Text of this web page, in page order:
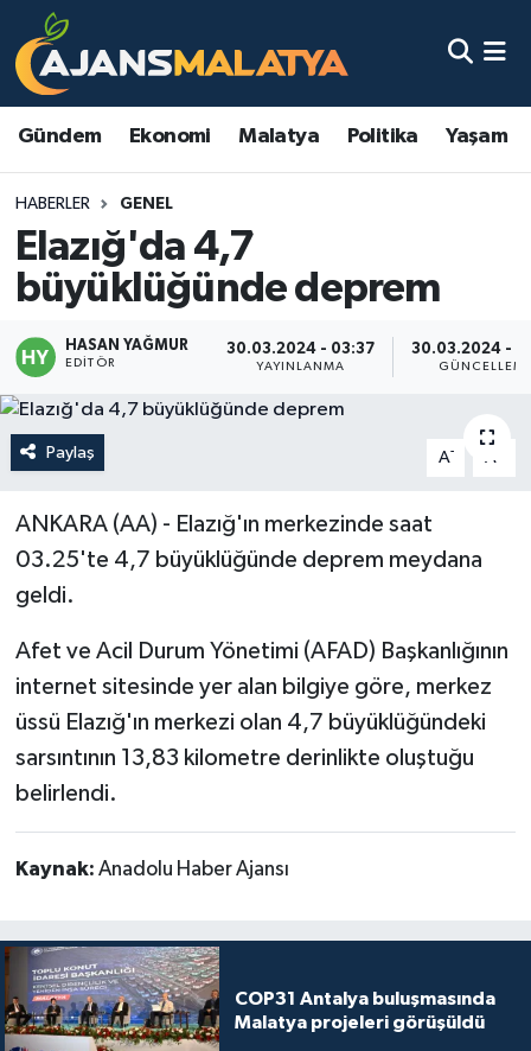
Gündem Ekonomi Malatya Politika Yaşam
HABERLER GENEL
Elazığ'da 4,7
büyüklüğünde deprem
HASAN YAĞMUR
EDITÖR
30.03.2024 - 03:37
YAYINLANMA
30.03.2024 -
Paylaş A- A
ANKARA (AA) - Elazığ'ın merkezinde saat
03.25'te 4,7 büyüklüğünde deprem meydana
geldi.
Afet ve Acil Durum Yönetimi (AFAD) Başkanlığının
internet sitesinde yer alan bilgiye göre, merkez
üssü Elazığ'ın merkezi olan 4,7 büyüklüğündeki
sarsıntının 13,83 kilometre derinlikte oluştuğu
belirlendi.
Kaynak: Anadolu Haber Ajansı
COP31 Antalya buluşmasında
Malatya projeleri görüşüldü
Asayiş
Eğitim
Ekonomi
Gündem
Kültür & Sanat
Magazin
Politika
Spor
Teknoloji
Malatya Nöbetçi Eczaneler
Malatya Namaz Vakitleri
Malatya Trafik Yoğunluk Haritası
TFF 3.Lig 2.Grup Puan Durumu ve Fikstür
Son Dakika Haberleri
Haber Arşivi